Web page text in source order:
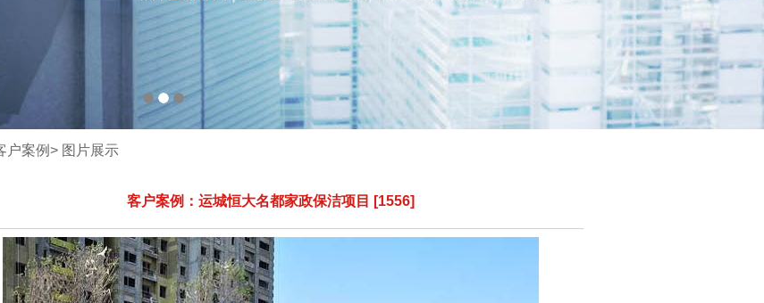
户案例> 图片展示
客户案例：运城恒大名都家政保洁项目 [1556]